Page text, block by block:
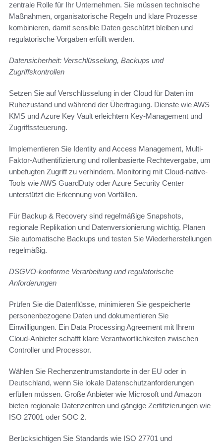
zentrale Rolle für Ihr Unternehmen. Sie müssen technische
Maßnahmen, organisatorische Regeln und klare Prozesse
kombinieren, damit sensible Daten geschützt bleiben und
regulatorische Vorgaben erfüllt werden.
Datensicherheit: Verschlüsselung, Backups und
Zugriffskontrollen
Setzen Sie auf Verschlüsselung in der Cloud für Daten im
Ruhezustand und während der Übertragung. Dienste wie AWS
KMS und Azure Key Vault erleichtern Key-Management und
Zugriffssteuerung.
Implementieren Sie Identity and Access Management, Multi-
Faktor-Authentifizierung und rollenbasierte Rechtevergabe, um
unbefugten Zugriff zu verhindern. Monitoring mit Cloud-native-
Tools wie AWS GuardDuty oder Azure Security Center
unterstützt die Erkennung von Vorfällen.
Für Backup & Recovery sind regelmäßige Snapshots,
regionale Replikation und Datenversionierung wichtig. Planen
Sie automatische Backups und testen Sie Wiederherstellungen
regelmäßig.
DSGVO-konforme Verarbeitung und regulatorische
Anforderungen
Prüfen Sie die Datenflüsse, minimieren Sie gespeicherte
personenbezogene Daten und dokumentieren Sie
Einwilligungen. Ein Data Processing Agreement mit Ihrem
Cloud-Anbieter schafft klare Verantwortlichkeiten zwischen
Controller und Processor.
Wählen Sie Rechenzentrumstandorte in der EU oder in
Deutschland, wenn Sie lokale Datenschutzanforderungen
erfüllen müssen. Große Anbieter wie Microsoft und Amazon
bieten regionale Datenzentren und gängige Zertifizierungen wie
ISO 27001 oder SOC 2.
Berücksichtigen Sie Standards wie ISO 27701 und